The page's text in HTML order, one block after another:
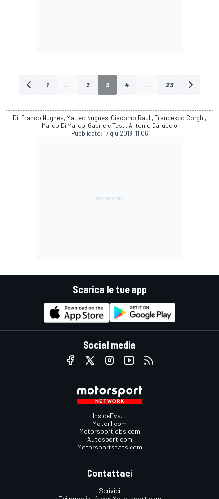
1 ... 2 3 4 ... 23
Di: Franco Nugnes, Matteo Nugnes, Giacomo Rauli, Francesco Corghi,
Marco Di Marco, Gabriele Testi, Antonio Caruccio
Pubblicato: 17 giu 2018, 11:06
Scarica le tue app
Social media
InsideEvs.it
Motor1.com
Motorsportjobs.com
Autosport.com
Motorsportstats.com
Contattaci
Scrivici